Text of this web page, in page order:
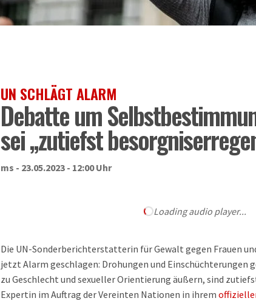
UN SCHLÄGT ALARM
Debatte um
sei „zutiefst
ms - 23.05.2023 - 12:00 Uhr
Loading audio player...
Die UN-Sonderberichterstatterin für Gewalt gegen Frauen
jetzt Alarm geschlagen: Drohungen und Einschüchterungen
zu Geschlecht und sexueller Orientierung äußern, sind
Expertin im Auftrag der Vereinten Nationen in ihrem